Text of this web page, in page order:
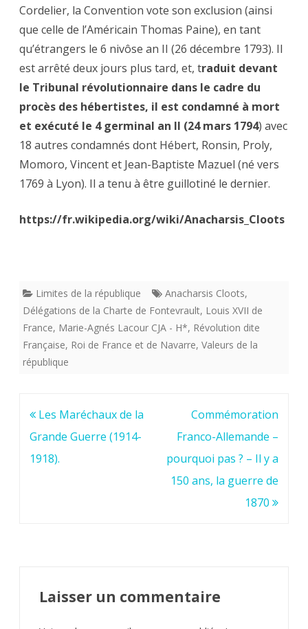
Cordelier, la Convention vote son exclusion (ainsi
que celle de l’Américain Thomas Paine), en tant
qu’étrangers le 6 nivôse an II (26 décembre 1793). Il
est arrêté deux jours plus tard, et, traduit devant
le Tribunal révolutionnaire dans le cadre du
procès des hébertistes, il est condamné à mort
et exécuté le 4 germinal an II (24 mars 1794) avec
18 autres condamnés dont Hébert, Ronsin, Proly,
Momoro, Vincent et Jean-Baptiste Mazuel (né vers
1769 à Lyon). Il a tenu à être guillotiné le dernier.
https://fr.wikipedia.org/wiki/Anacharsis_Cloots
Limites de la république Anacharsis Cloots,
Délégations de la Charte de Fontevrault, Louis XVII de
France, Marie-Agnés Lacour CJA - H*, Révolution dite
Française, Roi de France et de Navarre, Valeurs de la
république
Navigation
de
l’article
Les Maréchaux de la
Grande Guerre (1914-
1918).
Commémoration
Franco-Allemande –
pourquoi pas ? – Il y a
150 ans, la guerre de
1870
Laisser un commentaire